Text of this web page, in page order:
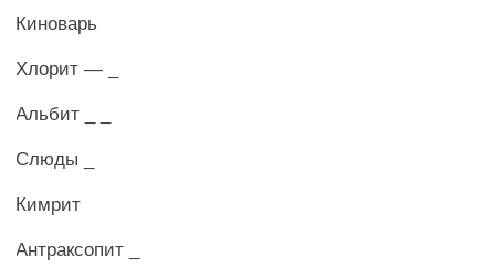
Киноварь
Хлорит — _
Альбит _ _
Слюды _
Кимрит
Антраксопит _